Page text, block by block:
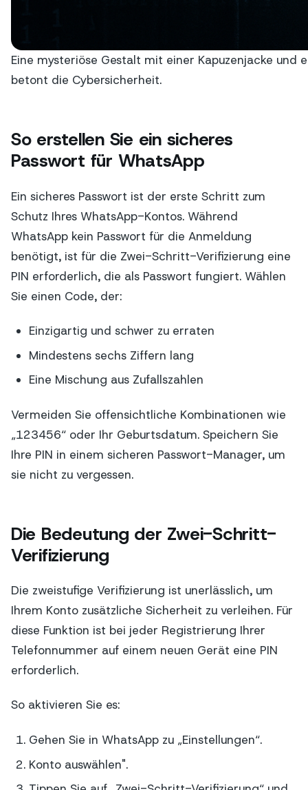
Eine mysteriöse Gestalt mit einer Kapuzenjacke
betont die Cybersicherheit.
So erstellen Sie ein sicheres
Passwort für WhatsApp
Ein sicheres Passwort ist der erste Schritt zum
Schutz Ihres WhatsApp-Kontos. Während
WhatsApp kein Passwort für die Anmeldung
benötigt, ist für die Zwei-Schritt-Verifizierung eine
PIN erforderlich, die als Passwort fungiert. Wählen
Sie einen Code, der:
Einzigartig und schwer zu erraten
Mindestens sechs Ziffern lang
Eine Mischung aus Zufallszahlen
Vermeiden Sie offensichtliche Kombinationen wie
„123456“ oder Ihr Geburtsdatum. Speichern Sie
Ihre PIN in einem sicheren Passwort-Manager, um
sie nicht zu vergessen.
Die Bedeutung der Zwei-Schritt-
Verifizierung
Die zweistufige Verifizierung ist unerlässlich, um
Ihrem Konto zusätzliche Sicherheit zu verleihen. Für
diese Funktion ist bei jeder Registrierung Ihrer
Telefonnummer auf einem neuen Gerät eine PIN
erforderlich.
So aktivieren Sie es:
Gehen Sie in WhatsApp zu „Einstellungen“.
Konto auswählen".